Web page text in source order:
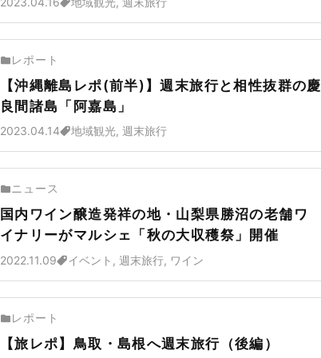
レポート
【沖縄離島レポ(前半)】週末旅行と相性抜群の慶
良間諸島「阿嘉島」
2023.04.14 地域観光, 週末旅行
ニュース
国内ワイン醸造発祥の地・山梨県勝沼の老舗ワ
イナリーがマルシェ「秋の大収穫祭」開催
2022.11.09 イベント, 週末旅行, ワイン
レポート
【旅レポ】鳥取・島根へ週末旅行（後編）